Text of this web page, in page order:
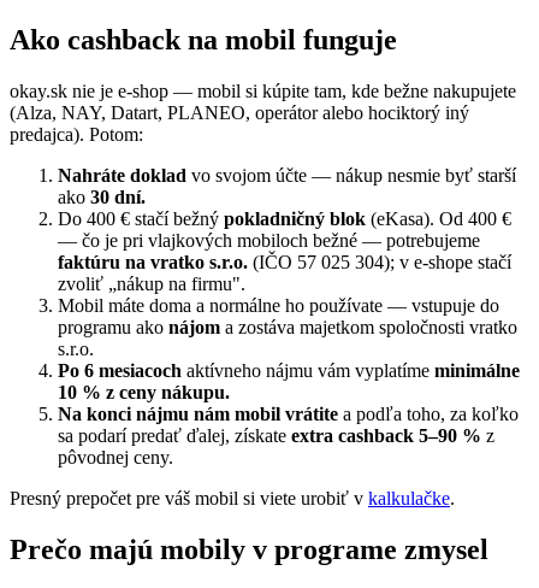
Ako cashback na mobil funguje
okay.sk nie je e-shop — mobil si kúpite tam, kde bežne nakupujete
(Alza, NAY, Datart, PLANEO, operátor alebo hociktorý iný
predajca). Potom:
Nahráte doklad vo svojom účte — nákup nesmie byť starší
ako 30 dní.
Do 400 € stačí bežný pokladničný blok (eKasa). Od 400 €
— čo je pri vlajkových mobiloch bežné — potrebujeme
faktúru na vratko s.r.o. (IČO 57 025 304); v e-shope stačí
zvoliť „nákup na firmu".
Mobil máte doma a normálne ho používate — vstupuje do
programu ako nájom a zostáva majetkom spoločnosti vratko
s.r.o.
Po 6 mesiacoch aktívneho nájmu vám vyplatíme minimálne
10 % z ceny nákupu.
Na konci nájmu nám mobil vrátite a podľa toho, za koľko
sa podarí predať ďalej, získate extra cashback 5–90 % z
pôvodnej ceny.
Presný prepočet pre váš mobil si viete urobiť v kalkulačke.
Prečo majú mobily v programe zmysel